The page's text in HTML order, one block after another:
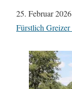
Datum
25. Februar 2026
In Bezug auf
Fürstlich Greizer